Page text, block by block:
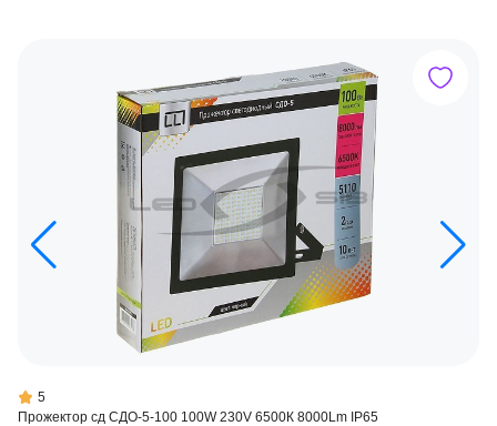
5
Прожектор сд СДО-5-100 100W 230V 6500К 8000Lm IP65